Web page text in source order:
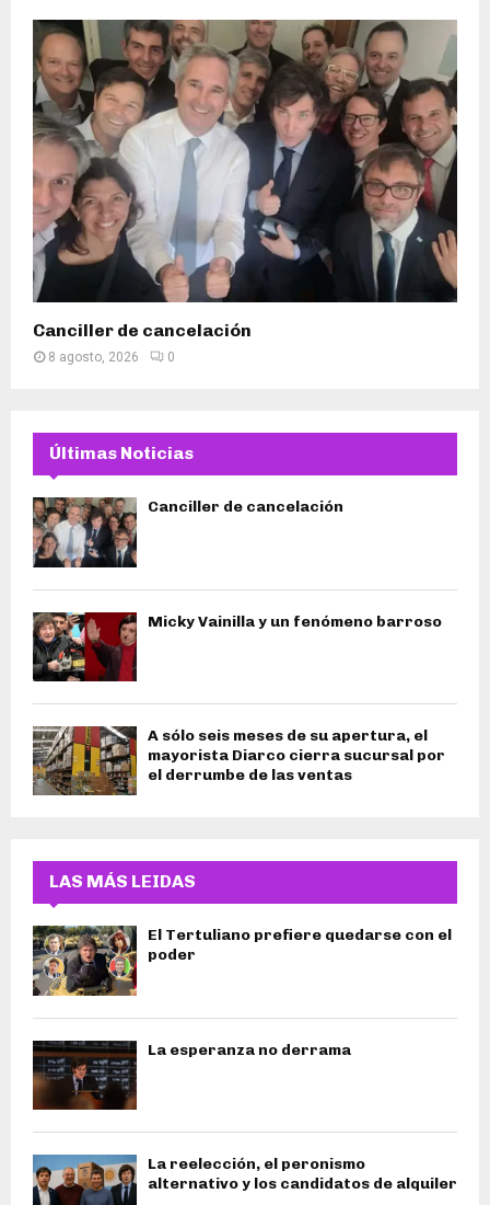
Canciller de cancelación
8 agosto, 2026 0
Últimas Noticias
Canciller de cancelación
Micky Vainilla y un fenómeno barroso
A sólo seis meses de su apertura, el
mayorista Diarco cierra sucursal por
el derrumbe de las ventas
LAS MÁS LEIDAS
El Tertuliano prefiere quedarse con el
poder
La esperanza no derrama
La reelección, el peronismo
alternativo y los candidatos de alquiler